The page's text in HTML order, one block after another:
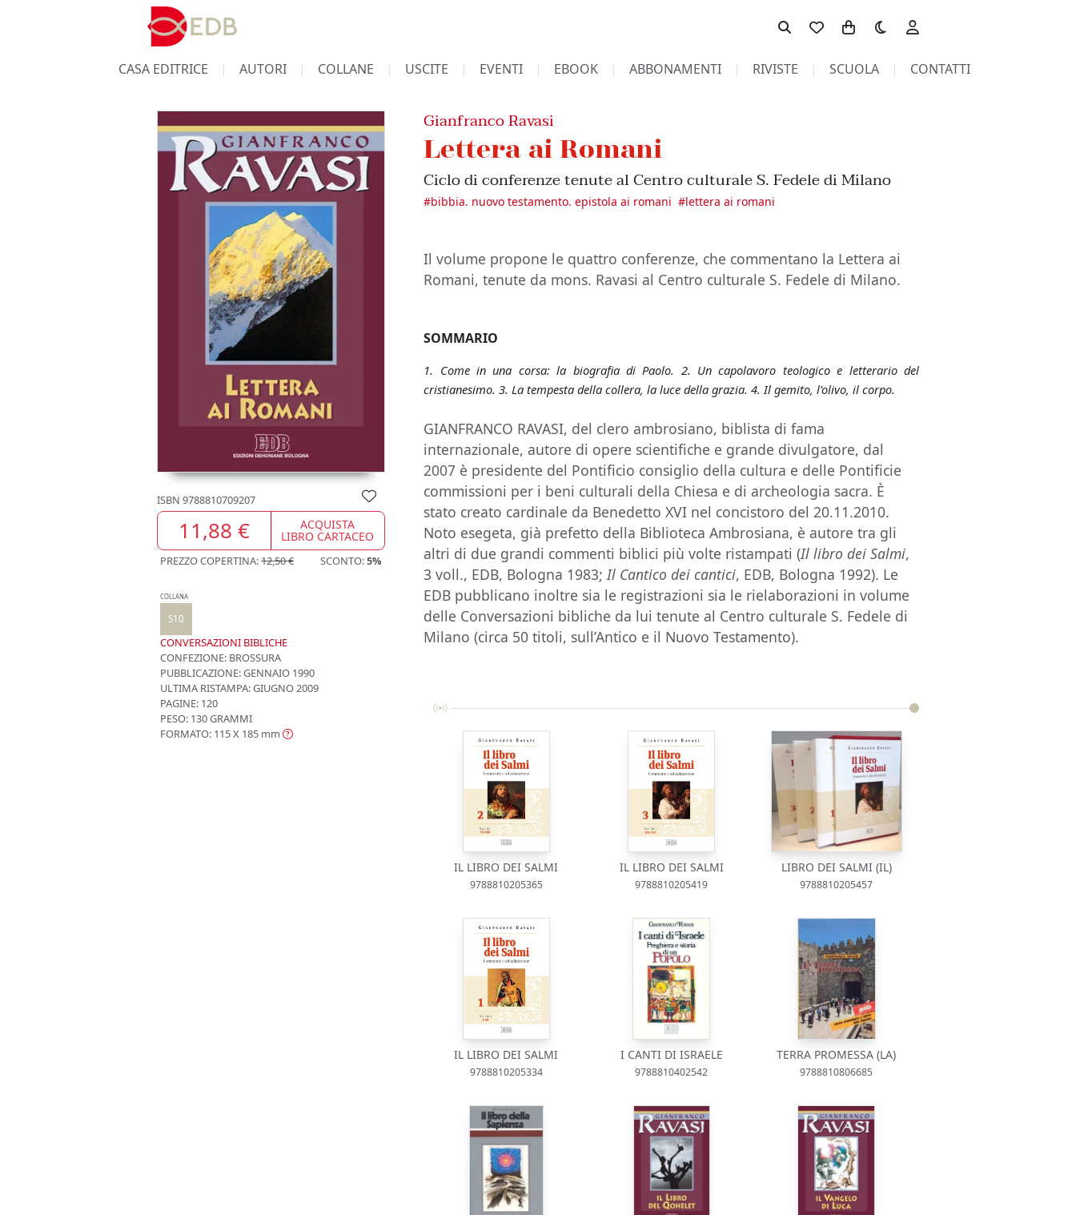
Toggle theme
CASA EDITRICE AUTORI COLLANE USCITE EVENTI EBOOK ABBONAMENTI RIVISTE SCUOLA CONTATTI
ISBN 9788810709207
11,88 € ACQUISTA
LIBRO CARTACEO
PREZZO COPERTINA:12,50 € SCONTO:5%
COLLANA
S10
CONVERSAZIONI BIBLICHE
CONFEZIONE: BROSSURA
PUBBLICAZIONE:GENNAIO 1990
ULTIMA RISTAMPA:GIUGNO 2009
PAGINE: 120
PESO: 130 GRAMMI
FORMATO: 115 X 185 mm
Gianfranco Ravasi
Lettera ai Romani
Ciclo di conferenze tenute al Centro culturale S. Fedele di Milano
#bibbia. nuovo testamento. epistola ai romani #lettera ai romani
Il volume propone le quattro conferenze, che commentano la Lettera ai
Romani, tenute da mons. Ravasi al Centro culturale S. Fedele di Milano.
SOMMARIO
1. Come in una corsa: la biografia di Paolo. 2. Un capolavoro teologico e letterario del
cristianesimo. 3. La tempesta della collera, la luce della grazia. 4. Il gemito, l'olivo, il corpo.
GIANFRANCO RAVASI, del clero ambrosiano, biblista di fama
internazionale, autore di opere scientifiche e grande divulgatore, dal
2007 è presidente del Pontificio consiglio della cultura e delle Pontificie
commissioni per i beni culturali della Chiesa e di archeologia sacra. È
stato creato cardinale da Benedetto XVI nel concistoro del 20.11.2010.
Noto esegeta, già prefetto della Biblioteca Ambrosiana, è autore tra gli
altri di due grandi commenti biblici più volte ristampati (Il libro dei Salmi,
3 voll., EDB, Bologna 1983;Il Cantico dei cantici, EDB, Bologna 1992). Le
EDB pubblicano inoltre sia le registrazioni sia le rielaborazioni in volume
delle Conversazioni bibliche da lui tenute al Centro culturale S. Fedele di
Milano (circa 50 titoli, sull’Antico e il Nuovo Testamento).
IL LIBRO DEI SALMI
9788810205365
IL LIBRO DEI SALMI
9788810205419
LIBRO DEI SALMI (IL)
9788810205457
IL LIBRO DEI SALMI
9788810205334
I CANTI DI ISRAELE
9788810402542
TERRA PROMESSA (LA)
9788810806685